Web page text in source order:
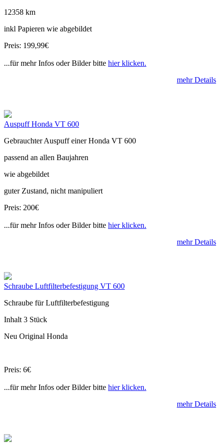
12358 km
inkl Papieren wie abgebildet
Preis: 199,99€
...für mehr Infos oder Bilder bitte hier klicken.
mehr Details
Auspuff Honda VT 600
Gebrauchter Auspuff einer Honda VT 600
passend an allen Baujahren
wie abgebildet
guter Zustand, nicht manipuliert
Preis: 200€
...für mehr Infos oder Bilder bitte hier klicken.
mehr Details
Schraube Luftfilterbefestigung VT 600
Schraube für Luftfilterbefestigung
Inhalt 3 Stück
Neu Original Honda
Preis: 6€
...für mehr Infos oder Bilder bitte hier klicken.
mehr Details